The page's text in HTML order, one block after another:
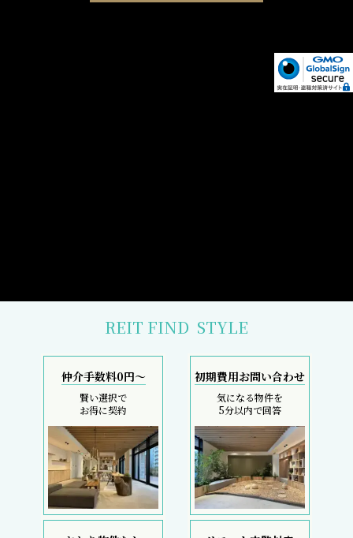
REIT FIND STYLE
仲介手数料0円～
賢い選択で
お得に契約
初期費用お問い合わせ
気になる物件を
5分以内で回答